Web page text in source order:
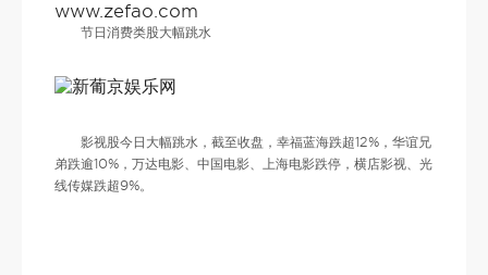
www.zefao.com
节日消费类股大幅跳水
影视股今日大幅跳水，截至收盘，幸福蓝海跌超12%，华谊兄
弟跌逾10%，万达电影、中国电影、上海电影跌停，横店影视、光
线传媒跌超9%。